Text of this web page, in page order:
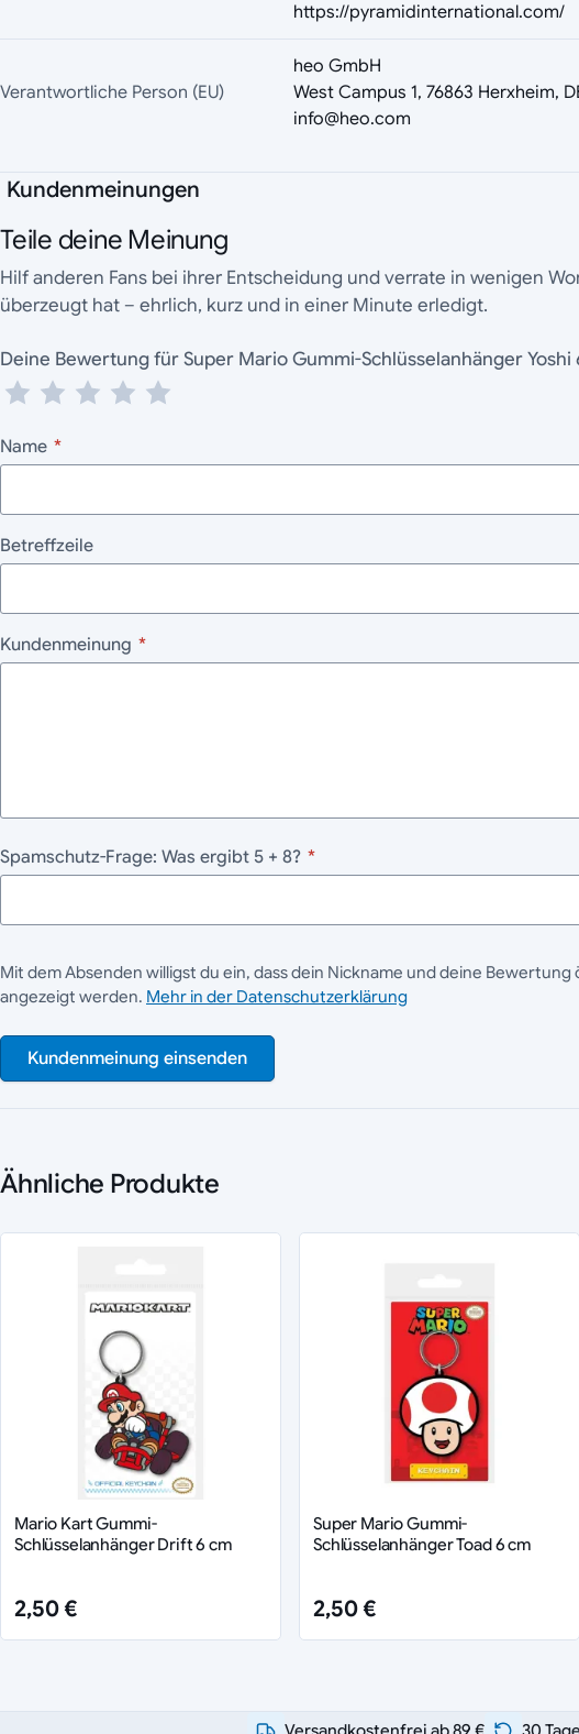
https://pyramidinternational.com/
Verantwortliche Person (EU)
heo GmbH
West Campus 1, 76863 Herxheim,
info@heo.com
Kundenmeinungen
Teile deine Meinung
Hilf anderen Fans bei ihrer Entscheidung und verrate in wenigen
überzeugt hat – ehrlich, kurz und in einer Minute erledigt.
Deine Bewertung für Super Mario Gummi-Schlüsselanhänger
Name *
Betreffzeile
Kundenmeinung *
Spamschutz-Frage: Was ergibt 5 + 8? *
Mit dem Absenden willigst du ein, dass dein Nickname und deine Bewertung
angezeigt werden. Mehr in der Datenschutzerklärung
Kundenmeinung einsenden
Ähnliche Produkte
Mario Kart Gummi-
Schlüsselanhänger Drift 6 cm
2,50 €
Super Mario Gummi-
Schlüsselanhänger Toad 6 cm
2,50 €